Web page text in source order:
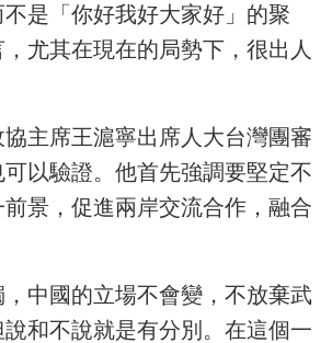
是「你好我好大家好」的聚
尤其在現在的局勢下，很出人
主席王滬寧出席人大台灣團審
以驗證。他首先強調要堅定不
景，促進兩岸交流合作，融合
中國的立場不會變，不放棄武
和不說就是有分別。在這個一